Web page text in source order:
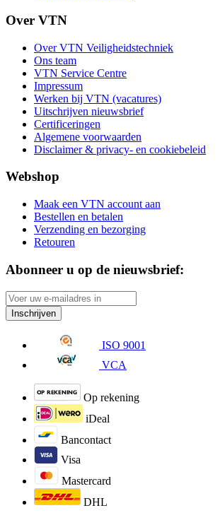
Over VTN
Over VTN Veiligheidstechniek
Ons team
VTN Service Centre
Impressum
Werken bij VTN (vacatures)
Uitschrijven nieuwsbrief
Certificeringen
Algemene voorwaarden
Disclaimer & privacy- en cookiebeleid
Webshop
Maak een VTN account aan
Bestellen en betalen
Verzending en bezorging
Retouren
Abonneer u op de nieuwsbrief:
Inschrijven
ISO 9001
VCA
Op rekening
iDeal
Bancontact
Visa
Mastercard
DHL